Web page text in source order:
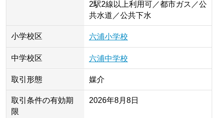
2駅2線以上利用可／都市ガス／公
共水道／公共下水
小学校区 六浦小学校
中学校区 六浦中学校
取引形態 媒介
取引条件の有効期
限
2026年8月8日